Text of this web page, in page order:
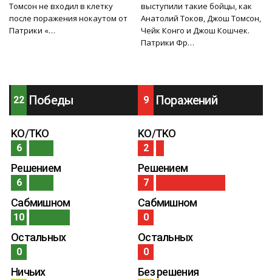
Томсон не входил в клетку
после поражения нокаутом от
Патрики «…
выступили такие бойцы, как
Анатолий Токов, Джош Томсон,
Чейк Конго и Джош Кошчек.
Патрики Фр…
22 Победы
KO/TKO
6
Решением
6
Сабмишном
10
Остальных
0
Ничьих
9 Поражений
KO/TKO
2
Решением
7
Сабмишном
0
Остальных
0
Без решения